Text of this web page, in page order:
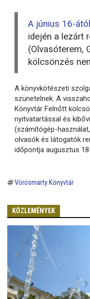
A június 16-
idején a lezárt
(Olvasóterem,
kölcsönzés
A könyvkötészeti
szünetelnek. A
Könyvtár Felnőtt
nyitvatartással és
(számítógép-
olvasók és látogatók
időpontja augusztus
Vörösmarty Könyvtár
KÖZLEMÉNYEK